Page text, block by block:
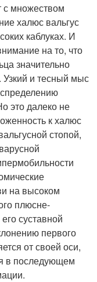
множеством
халюс вальгус
каблуках. И
на то, что
значительно
и тесный мыс
это далеко не
к халюс
стопой,
на высоком
плюсне-
суставной
первого
от своей оси,
в последующем